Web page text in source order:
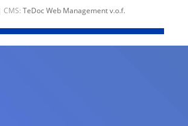
CMS: TeDoc Web Management v.o.f.